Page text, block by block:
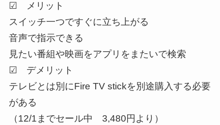
☑ メリット
スイッチ一つですぐに立ち上がる
音声で指示できる
見たい番組や映画をアプリをまたいで検索
☑ デメリット
テレビとは別にFire TV stickを別途購入する必要
がある
（12/1までセール中 3,480円 より）